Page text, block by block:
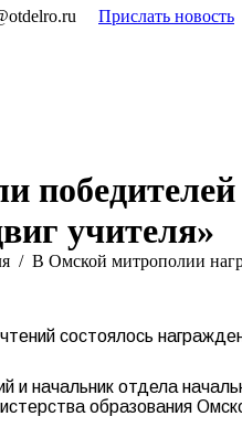
Прислать новость
учителя»
В Омской митрополии
состоялось
начальник отдела
образования